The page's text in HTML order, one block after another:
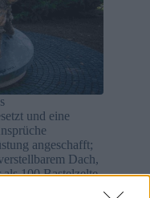
und eine
angeschafft;
Dach,
100 Bastelzelte